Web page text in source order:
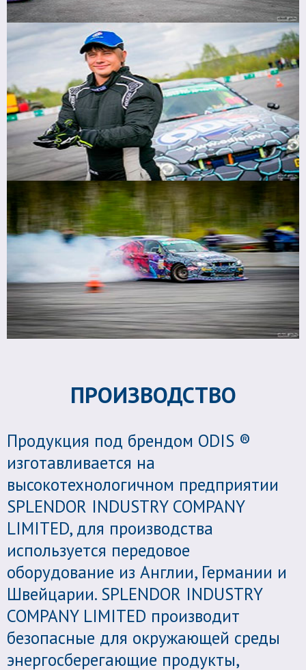
ПРОИЗВОДСТВО
Продукция под брендом ODIS ®
изготавливается на
высокотехнологичном предприятии
SPLENDOR INDUSTRY COMPANY
LIMITED, для производства
используется передовое
оборудование из Англии, Германии и
Швейцарии. SPLENDOR INDUSTRY
COMPANY LIMITED производит
безопасные для окружающей среды
энергосберегающие продукты,